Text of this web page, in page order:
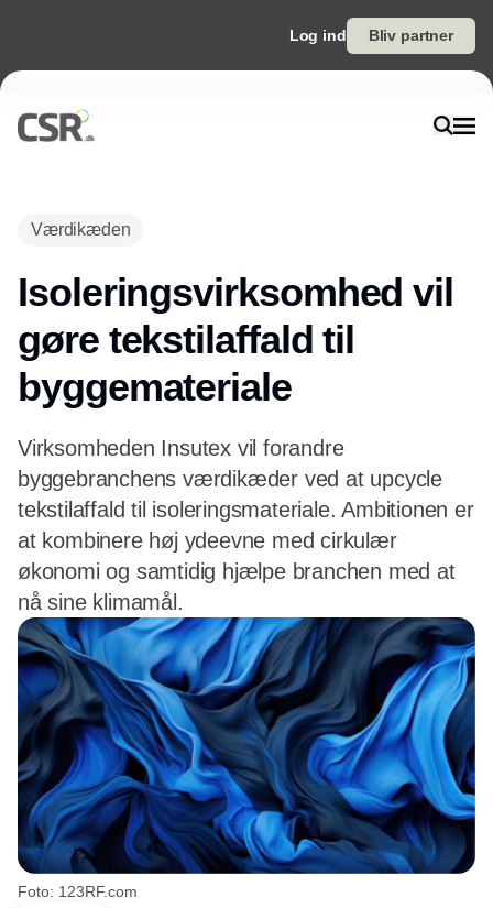
Log ind Bliv partner
Værdikæden
Isoleringsvirksomhed vil
gøre tekstilaffald til
byggemateriale
Virksomheden Insutex vil forandre
byggebranchens værdikæder ved at upcycle
tekstilaffald til isoleringsmateriale. Ambitionen er
at kombinere høj ydeevne med cirkulær
økonomi og samtidig hjælpe branchen med at
nå sine klimamål.
Foto: 123RF.com